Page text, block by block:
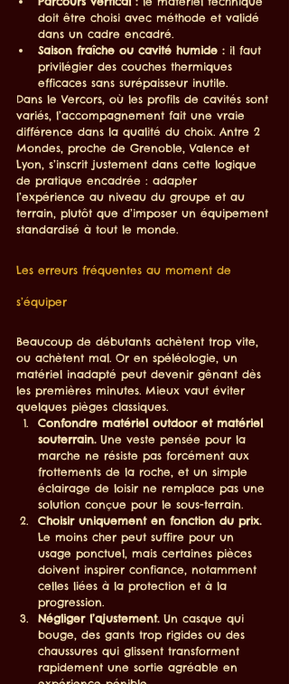
doit être choisi avec méthode et validé
dans un cadre encadré.
Saison fraîche ou cavité humide : il faut
privilégier des couches thermiques
efficaces sans surépaisseur inutile.
Dans le Vercors, où les profils de cavités sont
variés, l’accompagnement fait une vraie
différence dans la qualité du choix. Antre 2
Mondes, proche de Grenoble, Valence et
Lyon, s’inscrit justement dans cette logique
de pratique encadrée : adapter
l’expérience au niveau du groupe et au
terrain, plutôt que d’imposer un équipement
standardisé à tout le monde.
Les erreurs fréquentes au moment de
s’équiper
Beaucoup de débutants achètent trop vite,
ou achètent mal. Or en spéléologie, un
matériel inadapté peut devenir gênant dès
les premières minutes. Mieux vaut éviter
quelques pièges classiques.
Confondre matériel outdoor et matériel
souterrain. Une veste pensée pour la
marche ne résiste pas forcément aux
frottements de la roche, et un simple
éclairage de loisir ne remplace pas une
solution conçue pour le sous-terrain.
Choisir uniquement en fonction du prix.
Le moins cher peut suffire pour un
usage ponctuel, mais certaines pièces
doivent inspirer confiance, notamment
celles liées à la protection et à la
progression.
Négliger l’ajustement. Un casque qui
bouge, des gants trop rigides ou des
chaussures qui glissent transforment
rapidement une sortie agréable en